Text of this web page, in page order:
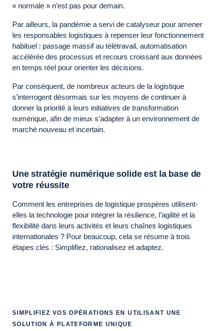
« normale » n’est pas pour demain.
Par ailleurs, la pandémie a servi de catalyseur pour amener
les responsables logistiques à repenser leur fonctionnement
habituel : passage massif au télétravail, automatisation
accélérée des processus et recours croissant aux données
en temps réel pour orienter les décisions.
Par conséquent, de nombreux acteurs de la logistique
s’interrogent désormais sur les moyens de continuer à
donner la priorité à leurs initiatives de transformation
numérique, afin de mieux s’adapter à un environnement de
marché nouveau et incertain.
Une stratégie numérique solide est la base de
votre réussite
Comment les entreprises de logistique prospères utilisent-
elles la technologie pour intégrer la résilience, l’agilité et la
flexibilité dans leurs activités et leurs chaînes logistiques
internationales ? Pour beaucoup, cela se résume à trois
étapes clés : Simplifiez, rationalisez et adaptez.
SIMPLIFIEZ VOS OPÉRATIONS EN UTILISANT UNE
SOLUTION À PLATEFORME UNIQUE